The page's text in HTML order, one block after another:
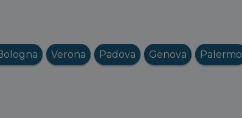
Verona Padova Genova Palermo